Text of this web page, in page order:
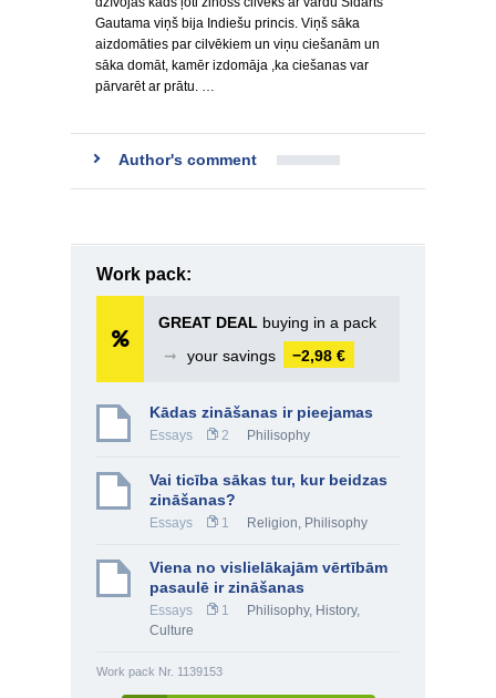
Gautama viņš bija Indiešu princis. Viņš sāka
aizdomāties par cilvēkiem un viņu ciešanām un
sāka domāt, kamēr izdomāja ,ka ciešanas var
pārvarēt ar prātu. …
Author's comment
Work pack:
GREAT DEAL buying in a pack
➞
your savings −2,98 €
Kādas zināšanas ir pieejamas
Essays 2 Philisophy
Vai ticība sākas tur, kur beidzas
zināšanas?
Essays 1 Religion, Philisophy
Viena no vislielākajām vērtībām
pasaulē ir zināšanas
Essays 1 Philisophy, History,
Culture
Work pack Nr. 1139153